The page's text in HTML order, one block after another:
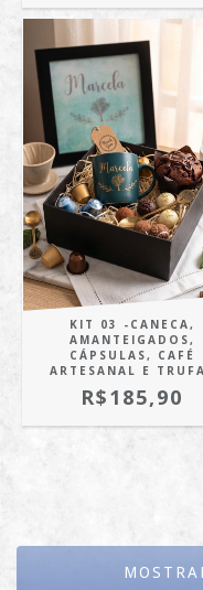
KIT 03 -CANECA,
AMANTEIGADOS,
CÁPSULAS, CAFÉ
ARTESANAL E
R$185,90